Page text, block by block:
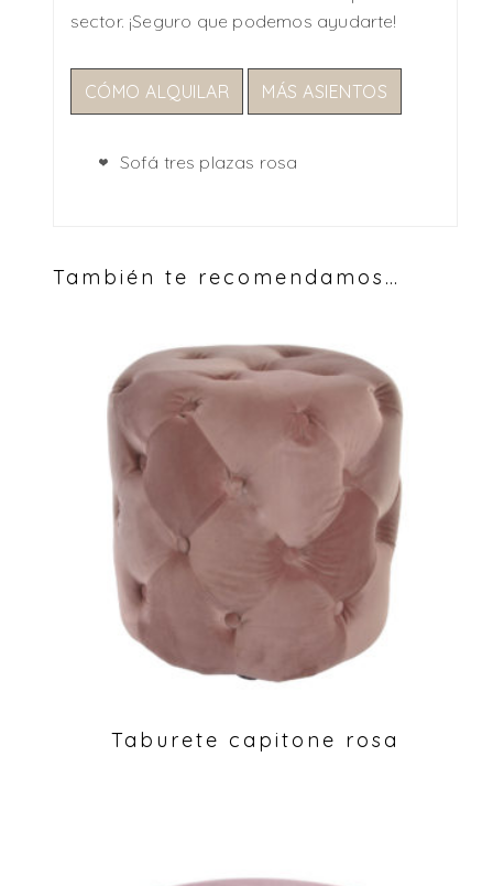
sector. ¡Seguro que podemos ayudarte!
CÓMO ALQUILAR MÁS ASIENTOS
Sofá tres plazas rosa
También te recomendamos…
Taburete capitone rosa